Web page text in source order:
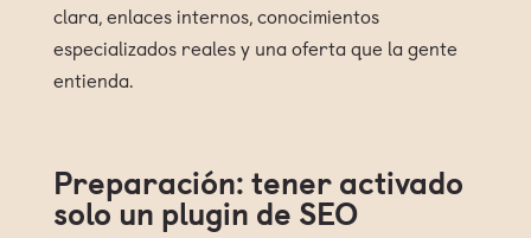
clara, enlaces internos, conocimientos
especializados reales y una oferta que la gente
entienda.
Preparación: tener activado
solo un plugin de SEO